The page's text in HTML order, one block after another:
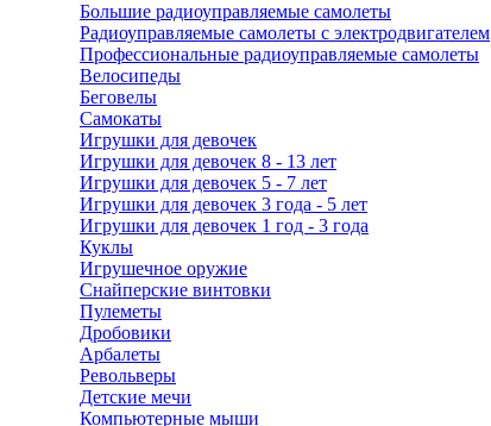
Большие радиоуправляемые самолеты
Радиоуправляемые самолеты с электродвигателем
Профессиональные радиоуправляемые самолеты
Велосипеды
Беговелы
Самокаты
Игрушки для девочек
Игрушки для девочек 8 - 13 лет
Игрушки для девочек 5 - 7 лет
Игрушки для девочек 3 года - 5 лет
Игрушки для девочек 1 год - 3 года
Куклы
Игрушечное оружие
Снайперские винтовки
Пулеметы
Дробовики
Арбалеты
Револьверы
Детские мечи
Компьютерные мыши